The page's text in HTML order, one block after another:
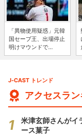
「異物使用疑惑」元韓
国セーブ王、出場停止
明けマウンドで...
J-CAST トレンド
アクセスラ
米津玄師さんがイ
ース菓子